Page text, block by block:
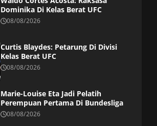
Dominika Di Kelas Berat UFC
08/08/2026
Curtis Blaydes: Petarung Di Divisi
Kelas Berat UFC
08/08/2026
Marie-Louise Eta Jadi Pelatih
Perempuan Pertama Di Bundesliga
08/08/2026